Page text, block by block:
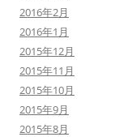
2016年2月
2016年1月
2015年12月
2015年11月
2015年10月
2015年9月
2015年8月